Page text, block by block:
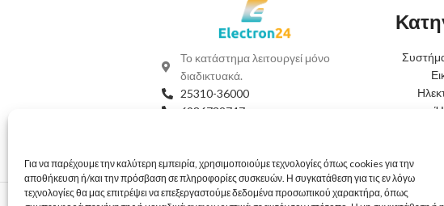
Για να παρέχουμε την καλύτερη εμπειρία, χρησιμοποιούμε τεχνολογίες όπως cookies για την
αποθήκευση ή/και την πρόσβαση σε πληροφορίες συσκευών. Η συγκατάθεση για τις εν λόγω
τεχνολογίες θα μας επιτρέψει να επεξεργαστούμε δεδομένα προσωπικού χαρακτήρα, όπως
Το κατάστημα λειτουργεί μόνο
διαδικτυακά.
25310-36000
6986732747
info@electron24.gr
Κινητή